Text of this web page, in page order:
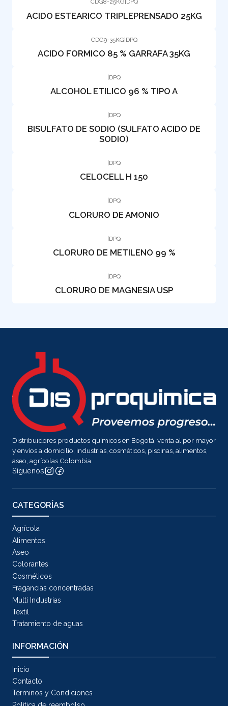
CDG8-25KG DPQ
ACIDO ESTEARICO TRIPLEPRENSADO 25KG
CDG9-35KG|DPQ
ACIDO FORMICO 85 % GARRAFA 35KG
|DPQ
ALCOHOL ETILICO 96 % TIPO A
DPQ
BISULFATO DE SODIO (SULFATO ACIDO DE
SODIO)
DPQ
CELOCELL H 150
DPQ
CLORURO DE AMONIO
|DPQ
CLORURO DE METILENO 99 %
|DPQ
CLORURO DE MAGNESIA USP
Distribuidores productos químicos en Bogotá, venta al por mayor
y envíos a domicilio, industrias, cosméticos, piscinas, alimentos,
aseo, agrícolas Colombia
Síguenos
CATEGORÍAS
Agrícola
Alimentos
Aseo
Colorantes
Cosméticos
Fragancias concentradas
Multi Industrias
Textil
Tratamiento de aguas
INFORMACIÓN
Inicio
Contacto
Términos y Condiciones